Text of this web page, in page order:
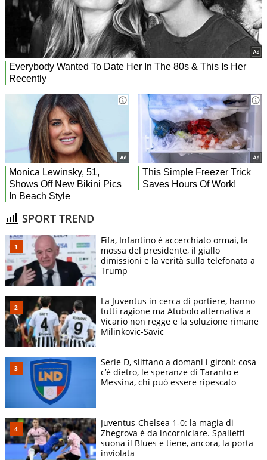
SPORT TREND
Fifa, Infantino è accerchiato ormai, la
mossa del presidente, il giallo
dimissioni e la verità sulla telefonata a
Trump
La Juventus in cerca di portiere, hanno
tutti ragione ma Atubolo alternativa a
Vicario non regge e la soluzione rimane
Milinkovic-Savic
Serie D, slittano a domani i gironi: cosa
c’è dietro, le speranze di Taranto e
Messina, chi può essere ripescato
Juventus-Chelsea 1-0: la magia di
Zhegrova è da incorniciare. Spalletti
suona il Blues e tiene, ancora, la porta
inviolata